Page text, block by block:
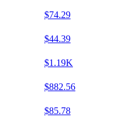
$74.29
$44.39
$1.19K
$882.56
$85.78